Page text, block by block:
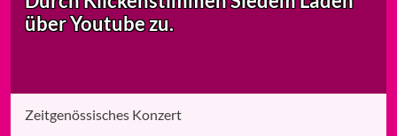
über Youtube zu.
Zeitgenössisches Konzert